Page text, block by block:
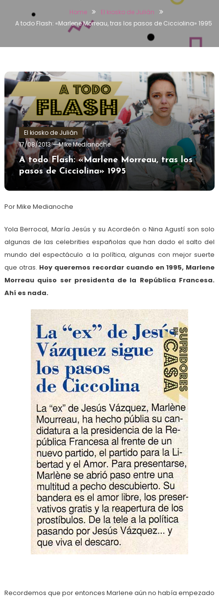
Home
El kiosko de Julián
A todo Flash: «Marlene Morreau, tras los pasos de Cicciolina» 1995
El kiosko de Julián
17/08/2013
Mike Medianoche
A todo Flash: «Marlene Morreau, tras los
pasos de Cicciolina» 1995
Por Mike Medianoche
Yola Berrocal, María Jesús y su Acordeón o Nina Agustí son solo
algunas de las celebrities españolas que han dado el salto del
mundo del espectáculo a la política, algunas con mejor suerte
que otras. Hoy queremos recordar cuando en 1995, Marlene
Morreau quiso ser presidenta de la República Francesa.
Ahí es nada.
Recordemos que por entonces Marlene aún no había empezado